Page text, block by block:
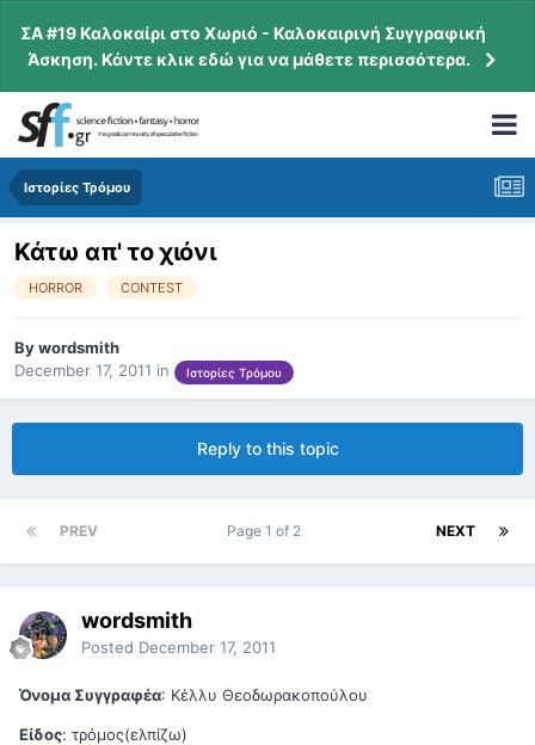
ΣΑ #19 Καλοκαίρι στο Χωριό - Καλοκαιρινή Συγγραφική
Άσκηση. Κάντε κλικ εδώ για να μάθετε περισσότερα.
Ιστορίες Τρόμου
Κάτω απ' το χιόνι
HORROR CONTEST
Bywordsmith
December 17, 2011 in Ιστορίες Τρόμου
Reply to this topic
PREV NEXT
Page 1 of 2
wordsmith
Posted December 17, 2011
Όνομα Συγγραφέα: Κέλλυ Θεοδωρακοπούλου
Είδος: τρόμος(ελπίζω)